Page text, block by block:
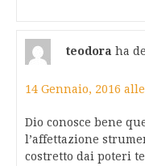
teodora ha
14 Gennaio, 2016
Dio conosce bene
l’affettazione
costretto dai poteri